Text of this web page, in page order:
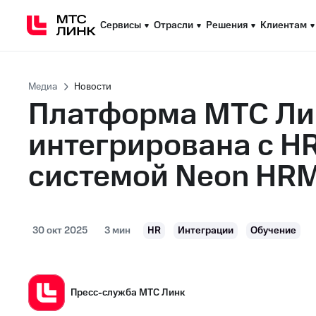
Сервисы Отрасли Решения Клиентам
Сервисы Отрасли Решения Клиентам
Медиа Новости
Платформа МТС
интегрирована с
системой Neon
30 окт 2025 3 мин HR Интеграции Обучение
Пресс-служба МТС Линк